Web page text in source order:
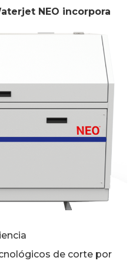
NEO incorpora
de corte por